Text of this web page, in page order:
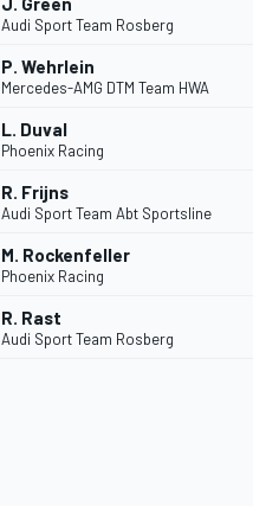
Audi Sport Team Rosberg
P. Wehrlein
Mercedes-AMG DTM Team HWA
L. Duval
Phoenix Racing
R. Frijns
Audi Sport Team Abt Sportsline
M. Rockenfeller
Phoenix Racing
R. Rast
Audi Sport Team Rosberg